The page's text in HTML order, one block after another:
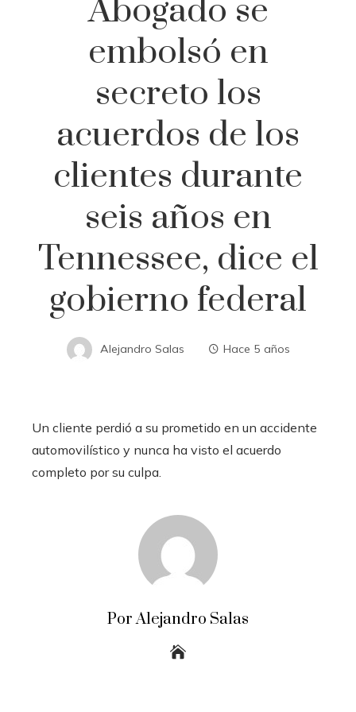
Abogado se
embolsó en
secreto los
acuerdos de los
clientes durante
seis años en
Tennessee, dice el
gobierno federal
Alejandro Salas Hace 5 años
Un cliente perdió a su prometido en un accidente
automovilístico y nunca ha visto el acuerdo
completo por su culpa.
Por Alejandro Salas